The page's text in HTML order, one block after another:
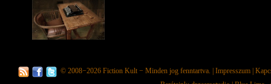
© 2008−2026 Fiction Kult − Minden jog fenntartva. | Impresszum